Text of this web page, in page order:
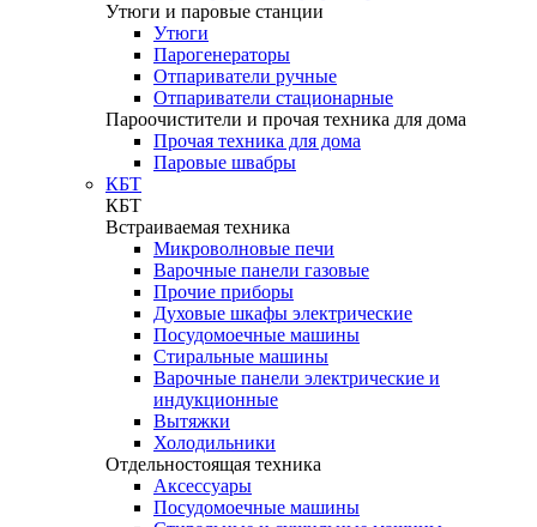
Утюги и паровые станции
Утюги
Парогенераторы
Отпариватели ручные
Отпариватели стационарные
Пароочистители и прочая техника для дома
Прочая техника для дома
Паровые швабры
КБТ
КБТ
Встраиваемая техника
Микроволновые печи
Варочные панели газовые
Прочие приборы
Духовые шкафы электрические
Посудомоечные машины
Стиральные машины
Варочные панели электрические и
индукционные
Вытяжки
Холодильники
Отдельностоящая техника
Аксессуары
Посудомоечные машины